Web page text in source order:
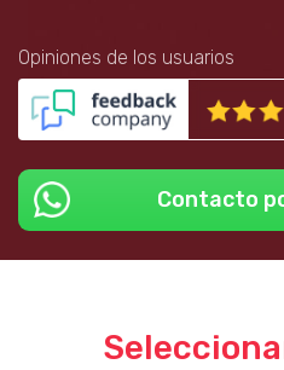
Opiniones de los usuarios
Contacto